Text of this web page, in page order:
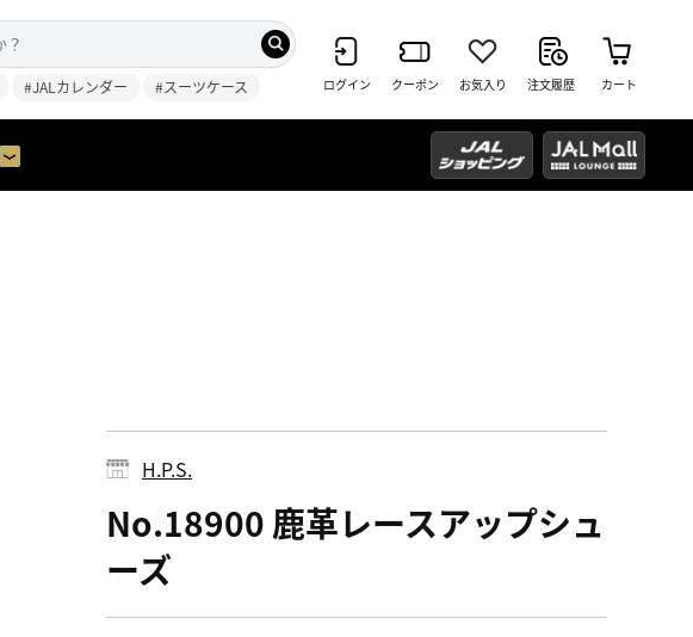
#JALカレンダー #スーツケース ログイン クーポン お気入り 注文履歴 カート
H.P.S.
No.18900 鹿革レースアップシュ
ーズ